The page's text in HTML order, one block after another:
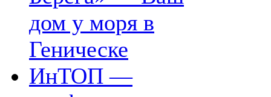
дом у моря в
Геническе
ИнТОП —